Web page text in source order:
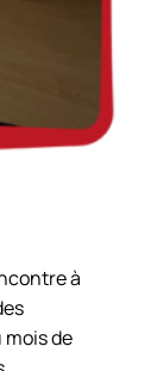
à
de